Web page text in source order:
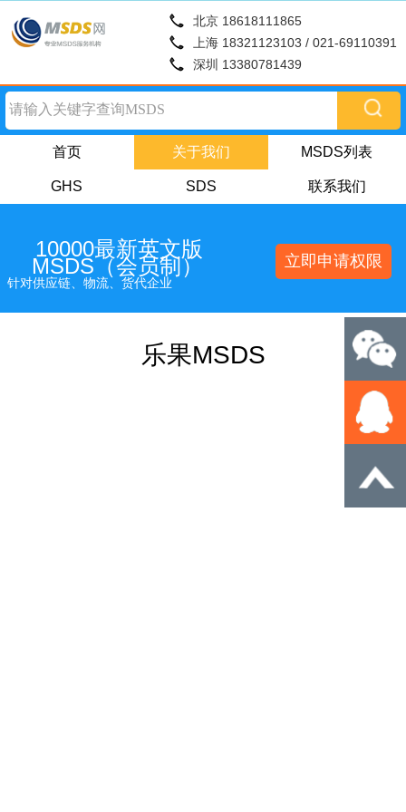
北京 18618111865
上海 18321123103 / 021-69110391
深圳 13380781439
首页 关于我们 MSDS列表
GHS SDS 联系我们
10000最新英文版
MSDS（会员制）
针对供应链、物流、货代企业
立即申请权限
乐果MSDS